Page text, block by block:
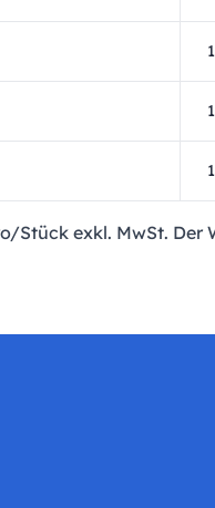
Stück exkl. MwSt. Der